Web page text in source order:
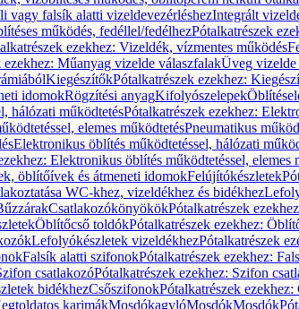
vagy falsík alatti vizeldevezérléshezIntegrált
működés, fedéllel/fedélhezPótalkatrészek
ezekhez: Vizeldék, vízmentes működés
ezekhez: Műanyag vizelde válaszfalakÜveg vizelde
KiegészítőkPótalkatrészek ezekhez:
idomokRögzítési anyagKifolyószelepek
hálózati működtetésPótalkatrészek ezekhez:
elemes működtetésPneumatikus
Elektronikus öblítés működtetéssel, hálózati
Elektronikus öblítés működtetéssel, elemes
öblítőívek és átmeneti idomokFelújítókészletek
WC-khez, vizeldékhez és bidékhez
CsatlakozókönyökökPótalkatrészek
Öblítőcső toldókPótalkatrészek ezekhez:
Lefolyókészletek vizeldékhezPótalkatrészek
Falsík alatti szifonokPótalkatrészek ezekhez:
csatlakozóPótalkatrészek ezekhez: Szifon
bidékhezCsőszifonokPótalkatrészek
karimákMosdókagylóMosdókMosdók